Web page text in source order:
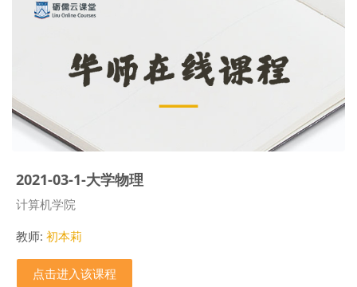
2021-03-1-大学物理
课程类别
计算机学院
教师: 初本莉
点击进入该课程